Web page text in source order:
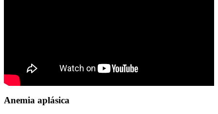
Anemia aplásica